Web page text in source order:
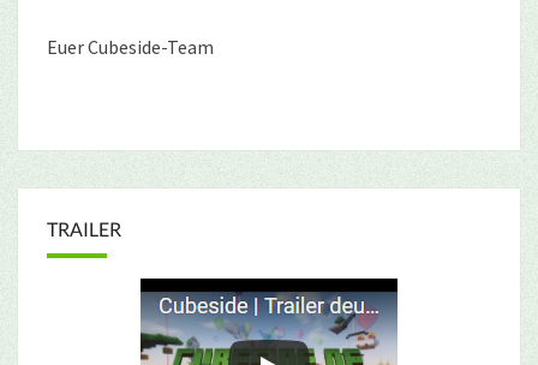
Euer Cubeside-Team
TRAILER